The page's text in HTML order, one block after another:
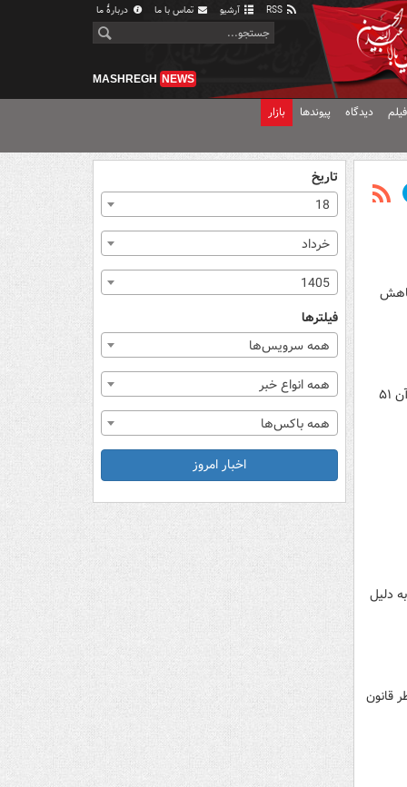
آرشیو تماس با ما دربارهٔ ما
MASHREGH NEWS
دیدگاه پیوندها بازار
کاهش
بر اساس گزارش منتشره، درآمدهای مالیاتی سال گذشته دولت از رقم ۱۲۲۹ همت عبور کرد که نسبت به سال قبل از آن ۵۱
یک قانون بودجه سال ۱۴۰۴ کل کشور به دلیل
حداقل حقوق مورد نظر قانون
تاریخ
18
خرداد
1405
فیلترها
همه سرویس‌ها
همه انواع خبر
همه باکس‌ها
اخبار امروز